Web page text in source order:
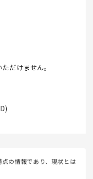
だけません。
の情報であり、現状とは